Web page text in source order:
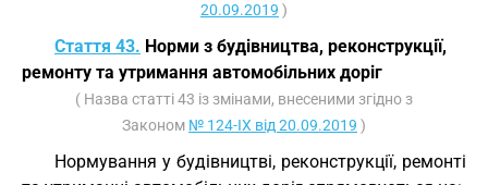
20.09.2019 )
Стаття 43. Норми з будівництва, реконструкції,
ремонту та утримання автомобільних доріг
( Назва статті 43 із змінами, внесеними згідно з
Законом № 124-IX від 20.09.2019 )
Нормування у будівництві, реконструкції, ремонті